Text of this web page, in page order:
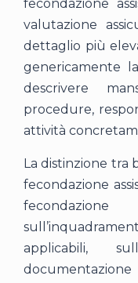
fecondazione
valutazione
dettaglio più
genericamente
descrivere
procedure,
attività
La distinzione tra
fecondazione
applicabili,